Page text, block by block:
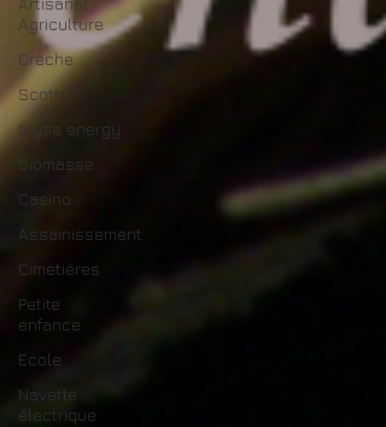
Agriculture
Crèche
Scotts
Elyse energy
Biomasse
Casino
Assainissement
Cimetières
Petite
enfance
Ecole
Navette
électrique